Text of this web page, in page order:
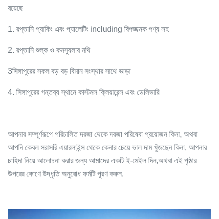
রয়েছে
1. রপ্তানি প্যাকিং এবং প্যালেটিং including বিপজ্জনক পণ্য সহ
2. রপ্তানি শুল্ক ও কনস্যুলার নথি
3সিঙ্গাপুরের সকল বড় বড় বিমান সংস্থার সাথে ভাড়া
4. সিঙ্গাপুরের গন্তব্য স্থানে কাস্টমস ক্লিয়ারেন্স এবং ডেলিভারি
আপনার সম্পূর্ণরূপে পরিচালিত দরজা থেকে দরজা পরিষেবা প্রয়োজন কিনা, অথবা
আপনি কেবল সরাসরি এয়ারলাইন্স থেকে কেনার চেয়ে ভাল দাম খুঁজছেন কিনা, আপনার
চাহিদা নিয়ে আলোচনা করার জন্য আমাদের একটি ই-মেইল দিন,অথবা এই পৃষ্ঠার
উপরের কোণে উদ্ধৃতি অনুরোধ ফর্মটি পূরণ করুন.